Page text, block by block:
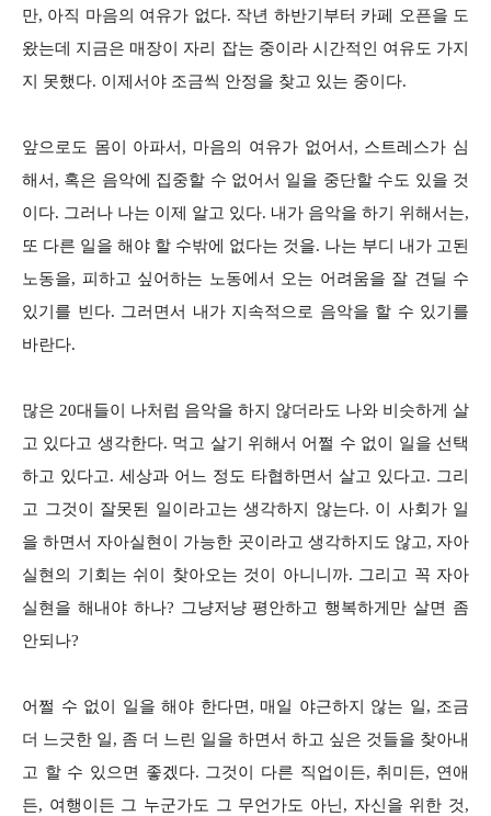
만, 아직 마음의 여유가 없다. 작년 하반기부터 카페 오픈을 도
왔는데 지금은 매장이 자리 잡는 중이라 시간적인 여유도 가지
지 못했다. 이제서야 조금씩 안정을 찾고 있는 중이다.
앞으로도 몸이 아파서, 마음의 여유가 없어서, 스트레스가 심
해서, 혹은 음악에 집중할 수 없어서 일을 중단할 수도 있을 것
이다. 그러나 나는 이제 알고 있다. 내가 음악을 하기 위해서는,
또 다른 일을 해야 할 수밖에 없다는 것을. 나는 부디 내가 고된
노동을, 피하고 싶어하는 노동에서 오는 어려움을 잘 견딜 수
있기를 빈다. 그러면서 내가 지속적으로 음악을 할 수 있기를
바란다.
많은 20대들이 나처럼 음악을 하지 않더라도 나와 비슷하게 살
고 있다고 생각한다. 먹고 살기 위해서 어쩔 수 없이 일을 선택
하고 있다고. 세상과 어느 정도 타협하면서 살고 있다고. 그리
고 그것이 잘못된 일이라고는 생각하지 않는다. 이 사회가 일
을 하면서 자아실현이 가능한 곳이라고 생각하지도 않고, 자아
실현의 기회는 쉬이 찾아오는 것이 아니니까. 그리고 꼭 자아
실현을 해내야 하나? 그냥저냥 평안하고 행복하게만 살면 좀
안되나?
어쩔 수 없이 일을 해야 한다면, 매일 야근하지 않는 일, 조금
더 느긋한 일, 좀 더 느린 일을 하면서 하고 싶은 것들을 찾아내
고 할 수 있으면 좋겠다. 그것이 다른 직업이든, 취미든, 연애
든, 여행이든 그 누군가도 그 무언가도 아닌, 자신을 위한 것,